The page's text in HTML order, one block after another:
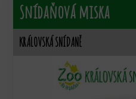
Snídaňová miska
KRÁLOVSKÁ SNÍDANĚ